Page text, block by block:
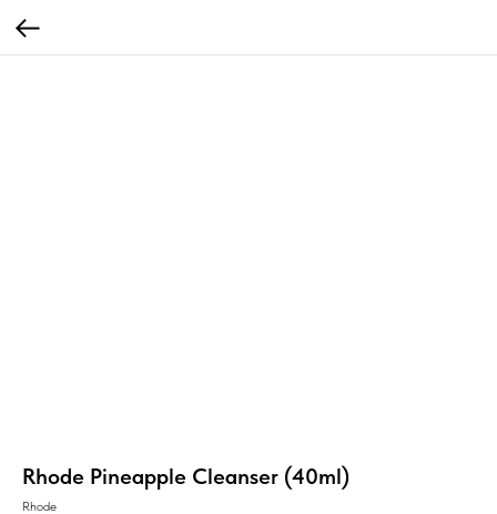
Rhode Pineapple Cleanser (40ml)
Rhode